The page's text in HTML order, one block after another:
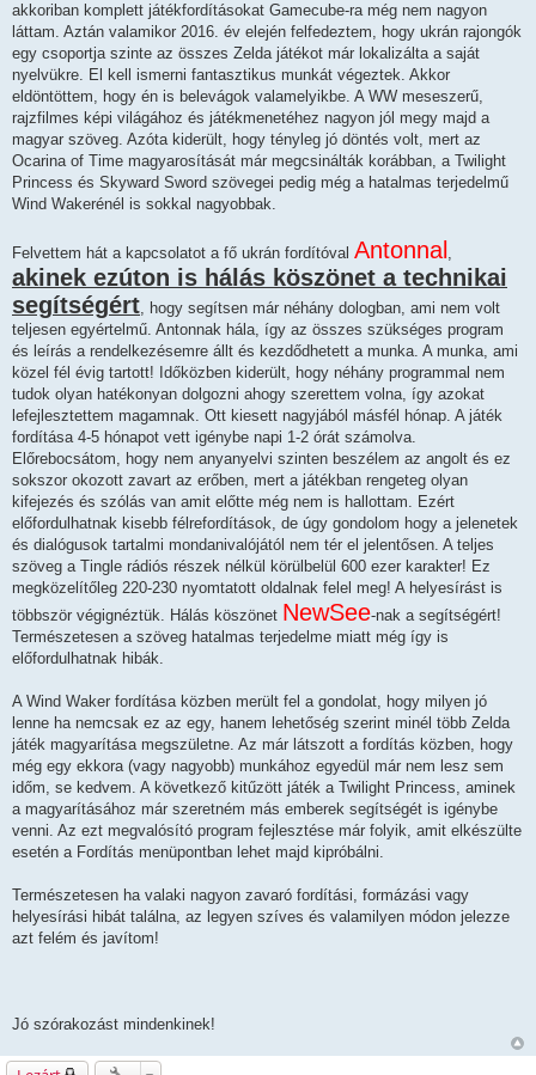
akkoriban komplett játékfordításokat Gamecube-ra még nem nagyon
láttam. Aztán valamikor 2016. év elején felfedeztem, hogy ukrán rajongók
egy csoportja szinte az összes Zelda játékot már lokalizálta a saját
nyelvükre. El kell ismerni fantasztikus munkát végeztek. Akkor
eldöntöttem, hogy én is belevágok valamelyikbe. A WW meseszerű,
rajzfilmes képi világához és játékmenetéhez nagyon jól megy majd a
magyar szöveg. Azóta kiderült, hogy tényleg jó döntés volt, mert az
Ocarina of Time magyarosítását már megcsinálták korábban, a Twilight
Princess és Skyward Sword szövegei pedig még a hatalmas terjedelmű
Wind Wakerénél is sokkal nagyobbak.
Felvettem hát a kapcsolatot a fő ukrán fordítóval Antonnal ,
akinek ezúton is hálás köszönet a technikai
segítségért, hogy segítsen már néhány dologban, ami nem volt
teljesen egyértelmű. Antonnak hála, így az összes szükséges program
és leírás a rendelkezésemre állt és kezdődhetett a munka. A munka, ami
közel fél évig tartott! Időközben kiderült, hogy néhány programmal nem
tudok olyan hatékonyan dolgozni ahogy szerettem volna, így azokat
lefejlesztettem magamnak. Ott kiesett nagyjából másfél hónap. A játék
fordítása 4-5 hónapot vett igénybe napi 1-2 órát számolva.
Előrebocsátom, hogy nem anyanyelvi szinten beszélem az angolt és ez
sokszor okozott zavart az erőben, mert a játékban rengeteg olyan
kifejezés és szólás van amit előtte még nem is hallottam. Ezért
előfordulhatnak kisebb félrefordítások, de úgy gondolom hogy a jelenetek
és dialógusok tartalmi mondanivalójától nem tér el jelentősen. A teljes
szöveg a Tingle rádiós részek nélkül körülbelül 600 ezer karakter! Ez
megközelítőleg 220-230 nyomtatott oldalnak felel meg! A helyesírást is
többször végignéztük. Hálás köszönet NewSee-nak a segítségért!
Természetesen a szöveg hatalmas terjedelme miatt még így is
előfordulhatnak hibák.
A Wind Waker fordítása közben merült fel a gondolat, hogy milyen jó
lenne ha nemcsak ez az egy, hanem lehetőség szerint minél több Zelda
játék magyarítása megszületne. Az már látszott a fordítás közben, hogy
még egy ekkora (vagy nagyobb) munkához egyedül már nem lesz sem
időm, se kedvem. A következő kitűzött játék a Twilight Princess, aminek
a magyarításához már szeretném más emberek segítségét is igénybe
venni. Az ezt megvalósító program fejlesztése már folyik, amit elkészülte
esetén a Fordítás menüpontban lehet majd kipróbálni.
Természetesen ha valaki nagyon zavaró fordítási, formázási vagy
helyesírási hibát találna, az legyen szíves és valamilyen módon jelezze
azt felém és javítom!
Jó szórakozást mindenkinek!